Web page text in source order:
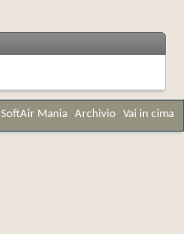
SoftAir Mania Archivio Vai in cima